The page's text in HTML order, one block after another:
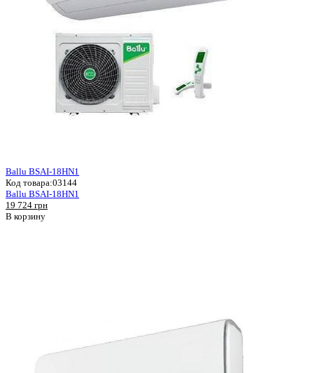
Ballu BSAI-18HN1
Код товара:03144
Ballu BSAI-18HN1
19 724 грн
В корзину